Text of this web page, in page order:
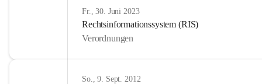
Fr., 30. Juni 2023
Rechtsinformationssystem (RIS)
Verordnungen
So., 9. Sept. 2012